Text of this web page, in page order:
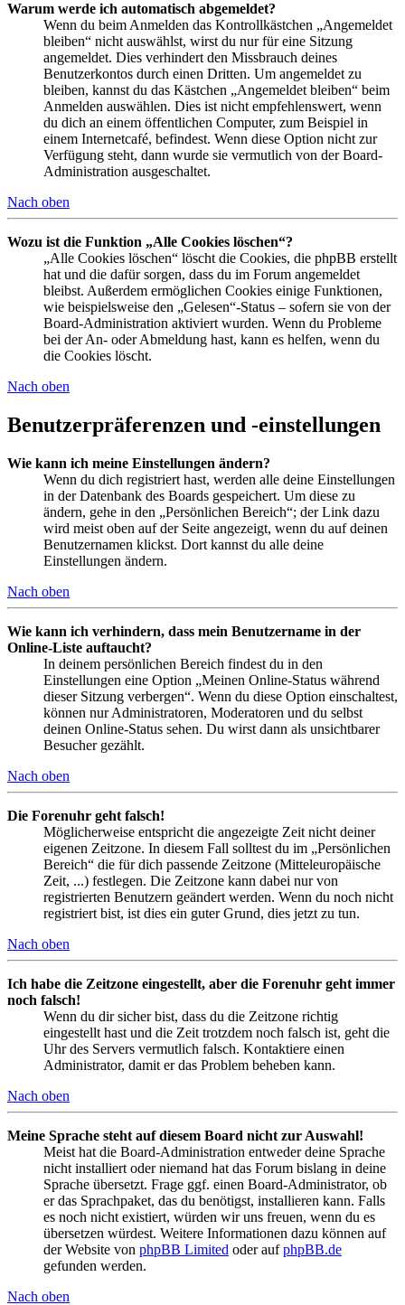
Warum werde ich automatisch abgemeldet?
Wenn du beim Anmelden das Kontrollkästchen „Angemeldet
bleiben“ nicht auswählst, wirst du nur für eine Sitzung
angemeldet. Dies verhindert den Missbrauch deines
Benutzerkontos durch einen Dritten. Um angemeldet zu
bleiben, kannst du das Kästchen „Angemeldet bleiben“ beim
Anmelden auswählen. Dies ist nicht empfehlenswert, wenn
du dich an einem öffentlichen Computer, zum Beispiel in
einem Internetcafé, befindest. Wenn diese Option nicht zur
Verfügung steht, dann wurde sie vermutlich von der Board-
Administration ausgeschaltet.
Nach oben
Wozu ist die Funktion „Alle Cookies löschen“?
„Alle Cookies löschen“ löscht die Cookies, die phpBB erstellt
hat und die dafür sorgen, dass du im Forum angemeldet
bleibst. Außerdem ermöglichen Cookies einige Funktionen,
wie beispielsweise den „Gelesen“-Status – sofern sie von der
Board-Administration aktiviert wurden. Wenn du Probleme
bei der An- oder Abmeldung hast, kann es helfen, wenn du
die Cookies löscht.
Nach oben
Benutzerpräferenzen und -einstellungen
Wie kann ich meine Einstellungen ändern?
Wenn du dich registriert hast, werden alle deine Einstellungen
in der Datenbank des Boards gespeichert. Um diese zu
ändern, gehe in den „Persönlichen Bereich“; der Link dazu
wird meist oben auf der Seite angezeigt, wenn du auf deinen
Benutzernamen klickst. Dort kannst du alle deine
Einstellungen ändern.
Nach oben
Wie kann ich verhindern, dass mein Benutzername in der
Online-Liste auftaucht?
In deinem persönlichen Bereich findest du in den
Einstellungen eine Option „Meinen Online-Status während
dieser Sitzung verbergen“. Wenn du diese Option einschaltest,
können nur Administratoren, Moderatoren und du selbst
deinen Online-Status sehen. Du wirst dann als unsichtbarer
Besucher gezählt.
Nach oben
Die Forenuhr geht falsch!
Möglicherweise entspricht die angezeigte Zeit nicht deiner
eigenen Zeitzone. In diesem Fall solltest du im „Persönlichen
Bereich“ die für dich passende Zeitzone (Mitteleuropäische
Zeit, ...) festlegen. Die Zeitzone kann dabei nur von
registrierten Benutzern geändert werden. Wenn du noch nicht
registriert bist, ist dies ein guter Grund, dies jetzt zu tun.
Nach oben
Ich habe die Zeitzone eingestellt, aber die Forenuhr geht immer
noch falsch!
Wenn du dir sicher bist, dass du die Zeitzone richtig
eingestellt hast und die Zeit trotzdem noch falsch ist, geht die
Uhr des Servers vermutlich falsch. Kontaktiere einen
Administrator, damit er das Problem beheben kann.
Nach oben
Meine Sprache steht auf diesem Board nicht zur Auswahl!
Meist hat die Board-Administration entweder deine Sprache
nicht installiert oder niemand hat das Forum bislang in deine
Sprache übersetzt. Frage ggf. einen Board-Administrator, ob
er das Sprachpaket, das du benötigst, installieren kann. Falls
es noch nicht existiert, würden wir uns freuen, wenn du es
übersetzen würdest. Weitere Informationen dazu können auf
der Website von phpBB Limited oder aufphpBB.de
gefunden werden.
Nach oben